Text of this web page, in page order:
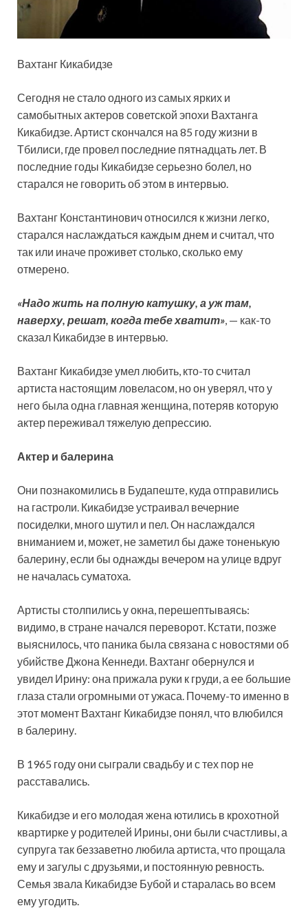
Вахтанг Кикабидзе
Сегодня не стало одного из самых ярких и
самобытных актеров советской эпохи Вахтанга
Кикабидзе. Артист скончался на 85 году жизни в
Тбилиси, где провел последние пятнадцать лет. В
последние годы Кикабидзе серьезно болел, но
старался не говорить об этом в интервью.
Вахтанг Константинович относился к жизни легко,
старался наслаждаться каждым днем и считал, что
так или иначе проживет столько, сколько ему
отмерено.
«Надо жить на полную катушку, а уж там,
наверху, решат, когда тебе хватит», — как-то
сказал Кикабидзе в интервью.
Вахтанг Кикабидзе умел любить, кто-то считал
артиста настоящим ловеласом, но он уверял, что у
него была одна главная женщина, потеряв которую
актер переживал тяжелую депрессию.
Актер и балерина
Они познакомились в Будапеште, куда отправились
на гастроли. Кикабидзе устраивал вечерние
посиделки, много шутил и пел. Он наслаждался
вниманием и, может, не заметил бы даже тоненькую
балерину, если бы однажды вечером на улице вдруг
не началась суматоха.
Артисты столпились у окна, перешептываясь:
видимо, в стране начался переворот. Кстати, позже
выяснилось, что паника была связана с новостями об
убийстве Джона Кеннеди. Вахтанг обернулся и
увидел Ирину: она прижала руки к груди, а ее большие
глаза стали огромными от ужаса. Почему-то именно в
этот момент Вахтанг Кикабидзе понял, что влюбился
в балерину.
В 1965 году они сыграли свадьбу и с тех пор не
расставались.
Кикабидзе и его молодая жена ютились в крохотной
квартирке у родителей Ирины, они были счастливы, а
супруга так беззаветно любила артиста, что прощала
ему и загулы с друзьями, и постоянную ревность.
Семья звала Кикабидзе Бубой и старалась во всем
ему угодить.